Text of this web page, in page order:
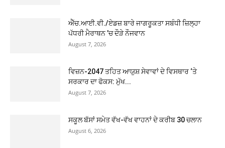
ਐੱਚ.ਆਈ.ਵੀ./ਏਡਜ਼ ਬਾਰੇ ਜਾਗਰੂਕਤਾ ਸਬੰਧੀ ਜ਼ਿਲ੍ਹਾ
ਪੱਧਰੀ ਮੈਰਾਥਨ ’ਚ ਦੌੜੇ ਨੌਜਵਾਨ
August 7, 2026
ਵਿਜ਼ਨ-2047 ਤਹਿਤ ਆਯੁਸ਼ ਸੇਵਾਵਾਂ ਦੇ ਵਿਸਥਾਰ ‘ਤੇ
ਸਰਕਾਰ ਦਾ ਫੋਕਸ: ਮੁੱਖ...
August 7, 2026
ਸਕੂਲ ਬੱਸਾਂ ਸਮੇਤ ਵੱਖ-ਵੱਖ ਵਾਹਨਾਂ ਦੇ ਕਰੀਬ 30 ਚਲਾਨ
August 6, 2026